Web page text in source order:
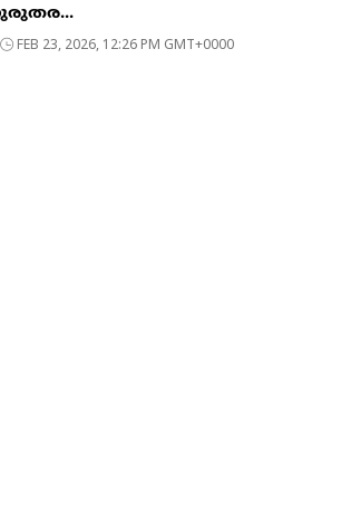
FEB 23, 2026, 12:26 PM GMT+0000